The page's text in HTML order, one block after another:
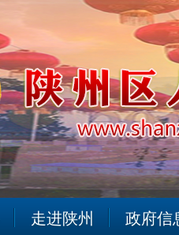
走进陕州 政府信